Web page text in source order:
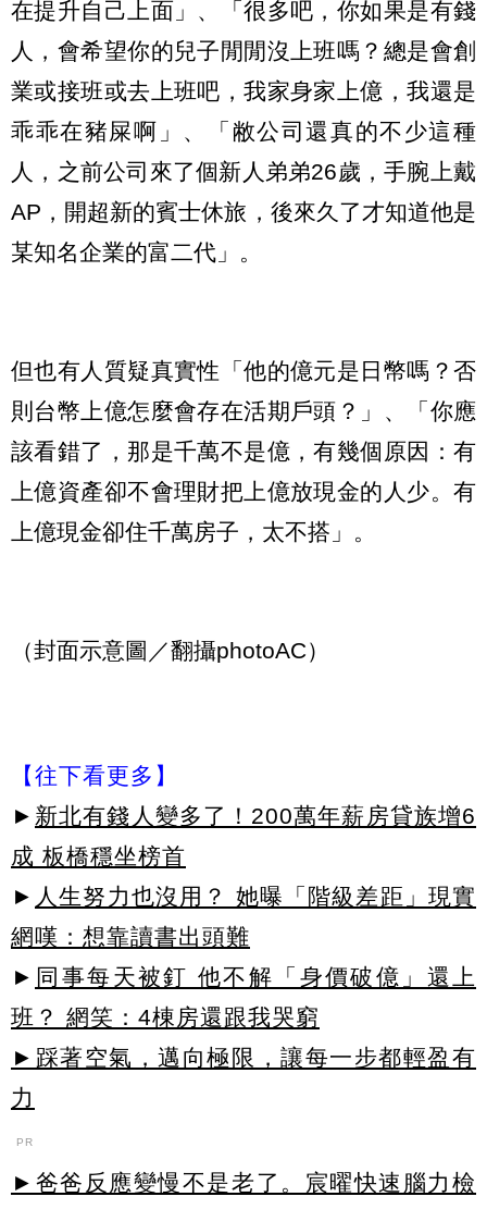
在提升自己上面」、「很多吧，你如果是有錢
人，會希望你的兒子閒閒沒上班嗎？總是會創
業或接班或去上班吧，我家身家上億，我還是
乖乖在豬屎啊」、「敝公司還真的不少這種
人，之前公司來了個新人弟弟26歲，手腕上戴
AP，開超新的賓士休旅，後來久了才知道他是
某知名企業的富二代」。
但也有人質疑真實性「他的億元是日幣嗎？否
則台幣上億怎麼會存在活期戶頭？」、「你應
該看錯了，那是千萬不是億，有幾個原因：有
上億資產卻不會理財把上億放現金的人少。有
上億現金卻住千萬房子，太不搭」。
（封面示意圖／翻攝photoAC）
【往下看更多】
► 新北有錢人變多了！200萬年薪房貸族增6
成 板橋穩坐榜首
► 人生努力也沒用？ 她曝「階級差距」現實
網嘆：想靠讀書出頭難
► 同事每天被釘 他不解「身價破億」還上
班？ 網笑：4棟房還跟我哭窮
►踩著空氣，邁向極限，讓每一步都輕盈有
力
PR
►爸爸反應變慢不是老了。宸曜快速腦力檢